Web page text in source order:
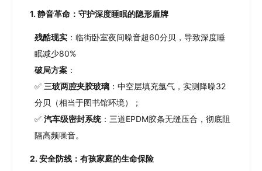
1. 静音革命：守护深度睡眠的隐形盾牌
残酷现实：临街卧室夜间噪音超60分贝，导致深度睡
眠减少80%
破局方案：
✅ 三玻两腔夹胶玻璃：中空层填充氩气，实测降噪32
分贝（相当于图书馆环境）；
✅ 汽车级密封系统：三道EPDM胶条无缝压合，彻底阻
隔高频噪音。
2. 安全防线：有孩家庭的生命保险